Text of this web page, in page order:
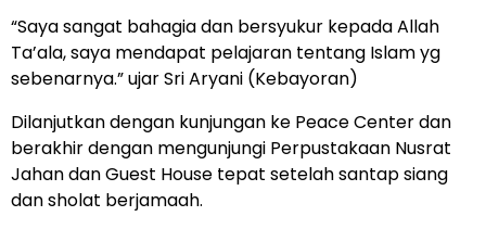
“Saya sangat bahagia dan bersyukur kepada Allah
Ta’ala, saya mendapat pelajaran tentang Islam yg
sebenarnya.” ujar Sri Aryani (Kebayoran)
Dilanjutkan dengan kunjungan ke Peace Center dan
berakhir dengan mengunjungi Perpustakaan Nusrat
Jahan dan Guest House tepat setelah santap siang
dan sholat berjamaah.